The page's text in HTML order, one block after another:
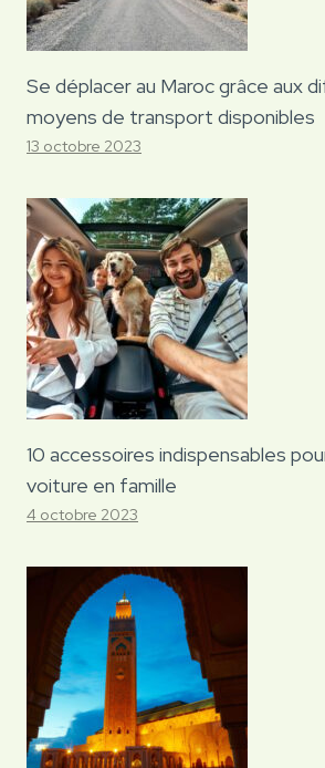
Se déplacer au Maroc grâce aux
moyens de transport disponibles
13 octobre 2023
10 accessoires indispensables
voiture en famille
4 octobre 2023